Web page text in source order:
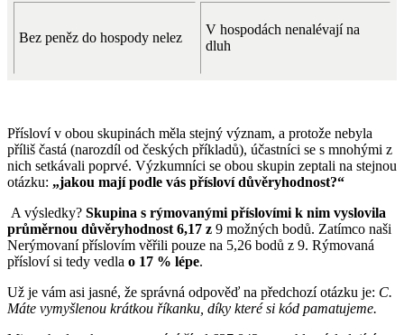
Bez peněz do hospody nelez
V hospodách nenalévají na
dluh
Přísloví v obou skupinách měla stejný význam, a protože nebyla
příliš častá (narozdíl od českých příkladů), účastníci se s mnohými z
nich setkávali poprvé. Výzkumníci se obou skupin zeptali na stejnou
otázku: „jakou mají podle vás přísloví důvěryhodnost?“
A výsledky? Skupina s rýmovanými příslovími k nim vyslovila
průměrnou důvěryhodnost 6,17 z 9 možných bodů. Zatímco naši
Nerýmovaní příslovím věřili pouze na 5,26 bodů z 9. Rýmovaná
přísloví si tedy vedla o 17 % lépe.
Už je vám asi jasné, že správná odpověď na předchozí otázku je: C.
Máte vymyšlenou krátkou říkanku, díky které si kód pamatujeme.